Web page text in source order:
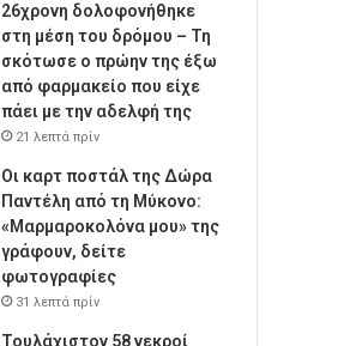
26χρονη δολοφονήθηκε
στη μέση του δρόμου – Τη
σκότωσε ο πρώην της έξω
από φαρμακείο που είχε
πάει με την αδελφή της
21 λεπτά πρίν
Οι καρτ ποστάλ της Δώρα
Παντέλη από τη Μύκονο:
«Μαρμαροκολόνα μου» της
γράφουν, δείτε
φωτογραφίες
31 λεπτά πρίν
Τουλάχιστον 58 νεκροί